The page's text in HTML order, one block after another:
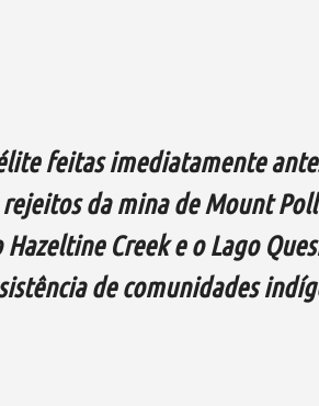
feitas imediatamente
da mina de Mount
Creek e o Lago
de comunidades